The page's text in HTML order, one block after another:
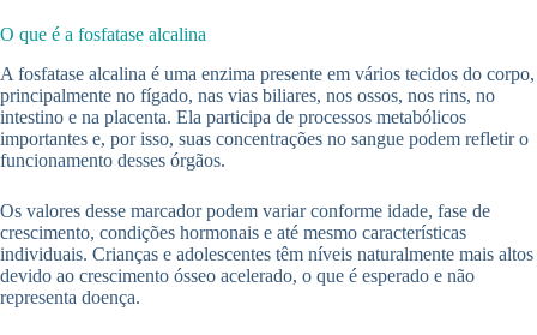
O que é a fosfatase alcalina
A fosfatase alcalina é uma enzima presente em vários tecidos do corpo,
principalmente no fígado, nas vias biliares, nos ossos, nos rins, no
intestino e na placenta. Ela participa de processos metabólicos
importantes e, por isso, suas concentrações no sangue podem refletir o
funcionamento desses órgãos.
Os valores desse marcador podem variar conforme idade, fase de
crescimento, condições hormonais e até mesmo características
individuais. Crianças e adolescentes têm níveis naturalmente mais altos
devido ao crescimento ósseo acelerado, o que é esperado e não
representa doença.